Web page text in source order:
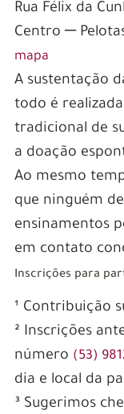
Rua Félix da
Centro ─
mapa
A sustentação
todo é
tradicional de
a doação
Ao mesmo
que ninguém
ensinamentos
em contato
Inscrições para
¹ Contribuição
² Inscrições
número (53)
dia e local da
³ Sugerimos